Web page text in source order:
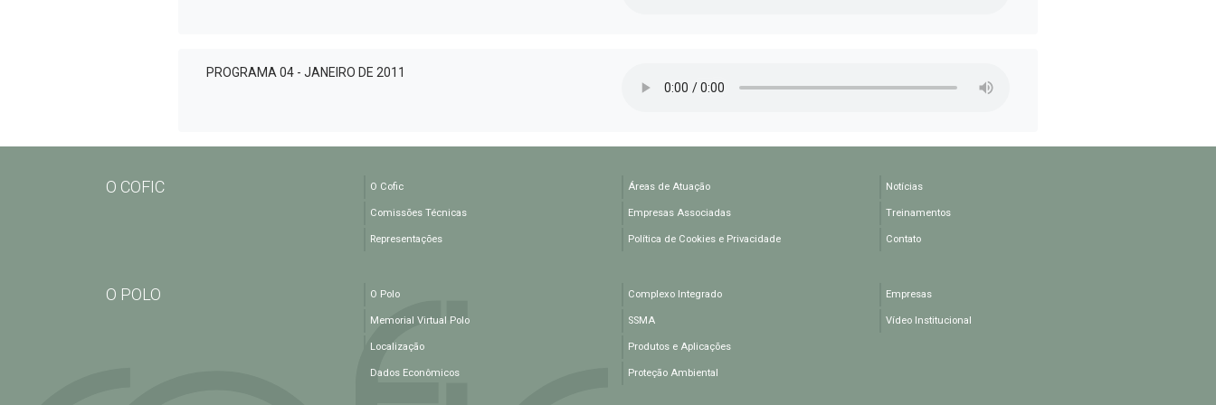
PROGRAMA 04 - JANEIRO DE 2011
O COFIC O Cofic
Comissões Técnicas
Representações
Áreas de Atuação
Empresas Associadas
Política de Cookies e Privacidade
Notícias
Treinamentos
Contato
O POLO O Polo
Memorial Virtual Polo
Localização
Dados Econômicos
Complexo Integrado
SSMA
Produtos e Aplicações
Proteção Ambiental
Empresas
Vídeo Institucional